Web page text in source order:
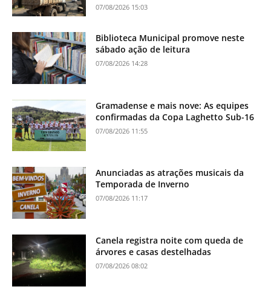
07/08/2026 15:03
Biblioteca Municipal promove neste
sábado ação de leitura
07/08/2026 14:28
Gramadense e mais nove: As equipes
confirmadas da Copa Laghetto Sub-16
07/08/2026 11:55
Anunciadas as atrações musicais da
Temporada de Inverno
07/08/2026 11:17
Canela registra noite com queda de
árvores e casas destelhadas
07/08/2026 08:02